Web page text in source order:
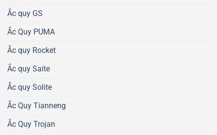
Ắc quy GS
Ắc Quy PUMA
Ắc quy Rocket
Ắc quy Saite
Ắc quy Solite
Ắc Quy Tianneng
Ắc Quy Trojan